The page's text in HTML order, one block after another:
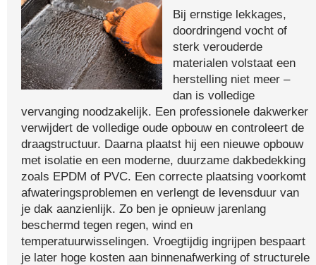
Bij ernstige lekkages,
doordringend vocht of
sterk verouderde
materialen volstaat een
herstelling niet meer –
dan is volledige
vervanging noodzakelijk. Een professionele dakwerker
verwijdert de volledige oude opbouw en controleert de
draagstructuur. Daarna plaatst hij een nieuwe opbouw
met isolatie en een moderne, duurzame dakbedekking
zoals EPDM of PVC. Een correcte plaatsing voorkomt
afwateringsproblemen en verlengt de levensduur van
je dak aanzienlijk. Zo ben je opnieuw jarenlang
beschermd tegen regen, wind en
temperatuurwisselingen. Vroegtijdig ingrijpen bespaart
je later hoge kosten aan binnenafwerking of structurele